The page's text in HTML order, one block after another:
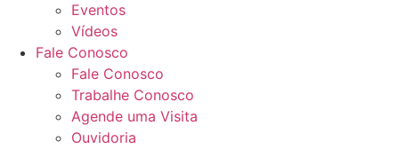
Eventos
Vídeos
Fale Conosco
Fale Conosco
Trabalhe Conosco
Agende uma Visita
Ouvidoria